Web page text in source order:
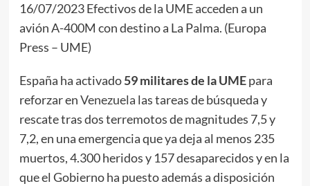
16/07/2023 Efectivos de la UME acceden a un
avión A-400M con destino a La Palma. (Europa
Press – UME)
España ha activado59 militares de la UMEpara
reforzar enVenezuela las tareas de búsqueda y
rescate tras dos terremotos de magnitudes 7,5 y
7,2, en una emergencia que ya deja al menos 235
muertos, 4.300 heridos y 157 desaparecidos y en la
que el Gobierno ha puesto además a disposición